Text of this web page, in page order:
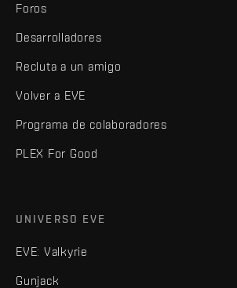
Foros
Desarrolladores
Recluta a un amigo
Volver a EVE
Programa de colaboradores
PLEX For Good
UNIVERSO EVE
EVE: Valkyrie
Gunjack